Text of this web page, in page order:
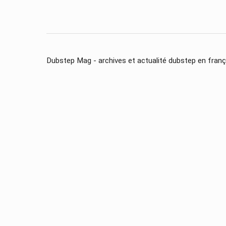
Dubstep Mag - archives et actualité dubstep en